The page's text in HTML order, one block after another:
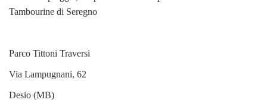
Tambourine di Seregno
Parco Tittoni Traversi
Via Lampugnani, 62
Desio (MB)